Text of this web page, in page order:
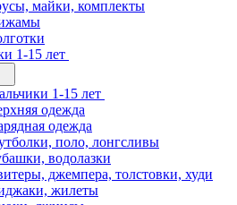
майки, комплекты
1-15 лет
1-15 лет
одежда
одежда
поло, лонгсливы
водолазки
джемпера, толстовки, худи
жилеты